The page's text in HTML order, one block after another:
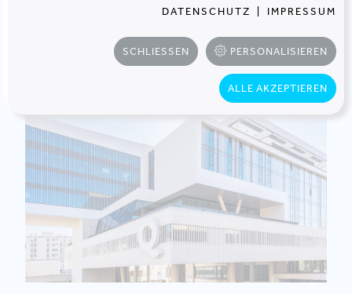
DATENSCHUTZ IMPRESSUM
SCHLIESSEN PERSONALISIEREN
ALLE AKZEPTIEREN